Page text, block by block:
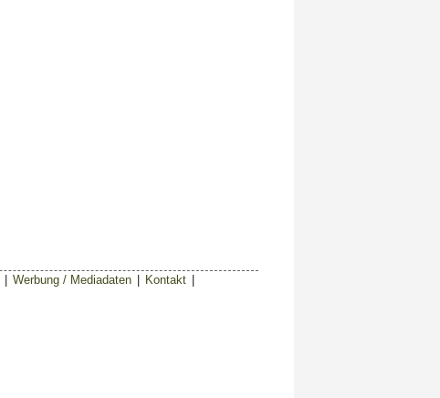
Werbung / Mediadaten Kontakt